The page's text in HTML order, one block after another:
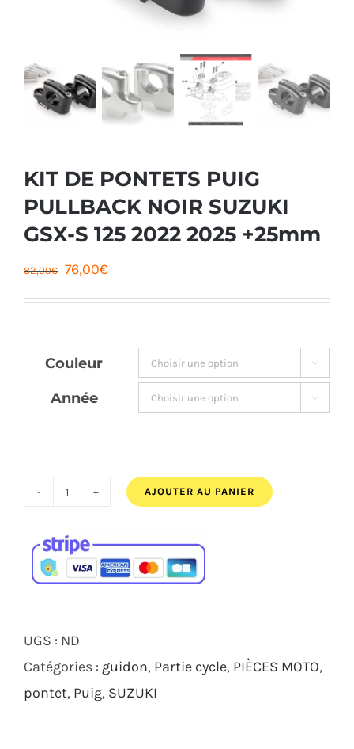
KIT DE PONTETS PUIG
PULLBACK NOIR SUZUKI
GSX-S 125 2022 2025 +25mm
82,00€ Le
82,00€.
76,00€Le
76,00€.
Couleur 
Année 
quantité
KIT
DE
PUIG
PULLBACK
NOIR
AJOUTER AU PANIER
UGS : ND
Catégories : guidon Partie cycle PIÈCES MOTO
pontet Puig SUZUKI